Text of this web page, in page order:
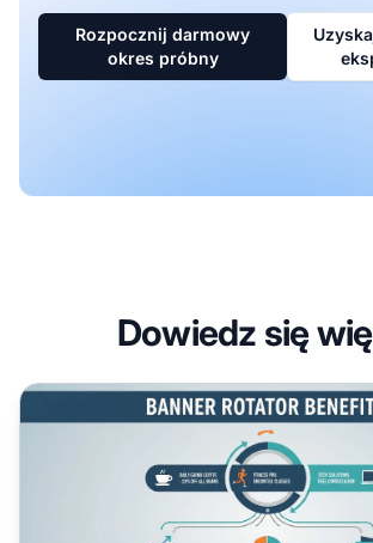
Rozpocznij darmowy
okres próbny
Dowiedz się
Dlaczego warto używać rotatora